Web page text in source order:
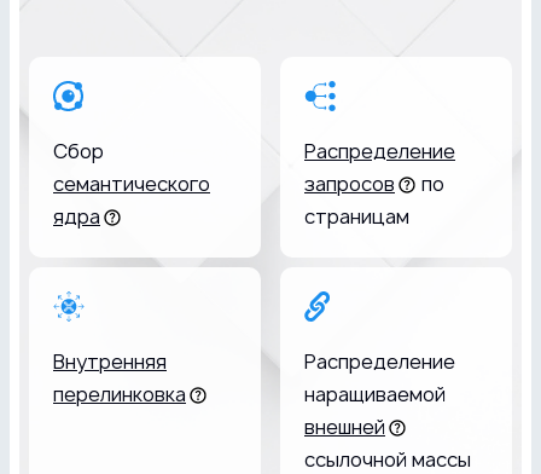
Сбор
семантического
ядра
Распределение
запросов
по
страницам
Внутренняя
перелинковка
Распределение
наращиваемой
внешней
ссылочной массы